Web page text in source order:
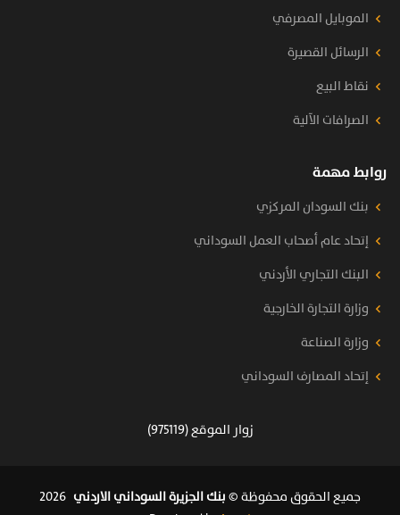
الموبايل المصرفي
الرسائل القصيرة
نقاط البيع
الصرافات الآلية
روابط مهمة
بنك السودان المركزي
إتحاد عام أصحاب العمل السوداني
البنك التجاري الأردني
وزارة التجارة الخارجية
وزارة الصناعة
إتحاد المصارف السوداني
زوار الموقع (975119)
جميع الحقوق محفوظة ©بنك الجزيرة السوداني الاردني